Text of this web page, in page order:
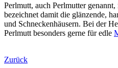
Perlmutt, auch Perlmutter
bezeichnet damit die glänzende,
und Schneckenhäusern. Bei der
Perlmutt besonders gerne für edle
Zurück